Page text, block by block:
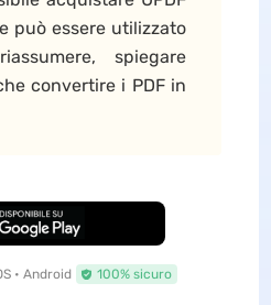
può essere utilizzato
spiegare
convertire i PDF in
Gratis
• Android 100% sicuro